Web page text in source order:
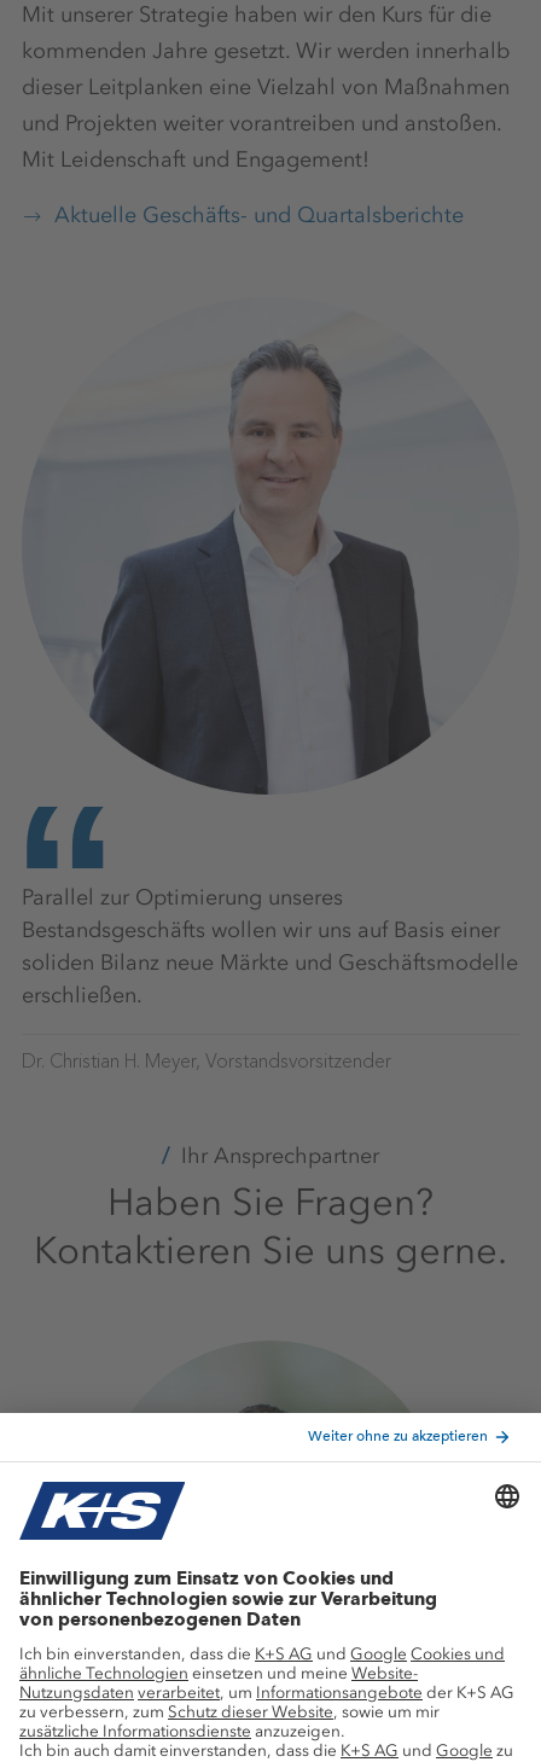
Mit unserer Strategie haben wir den Kurs für die
kommenden Jahre gesetzt. Wir werden innerhalb
dieser Leitplanken eine Vielzahl von Maßnahmen
und Projekten weiter vorantreiben und anstoßen.
Mit Leidenschaft und Engagement!
Aktuelle Geschäfts- und Quartalsberichte
Parallel zur Optimierung unseres
Bestandsgeschäfts wollen wir uns auf Basis einer
soliden Bilanz neue Märkte und Geschäftsmodelle
erschließen.
Dr. Christian H. Meyer, Vorstandsvorsitzender
Ihr Ansprechpartner
Haben Sie Fragen?
Kontaktieren Sie uns gerne.
E-Mail schreiben
Michael Wudonig